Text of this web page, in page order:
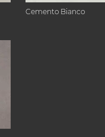
Cemento Bianco